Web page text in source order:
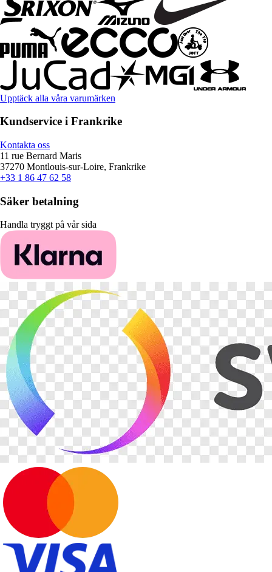
Upptäck alla våra varumärken
Kundservice i Frankrike
Kontakta oss
11 rue Bernard Maris
37270 Montlouis-sur-Loire, Frankrike
+33 1 86 47 62 58
Säker betalning
Handla tryggt på vår sida